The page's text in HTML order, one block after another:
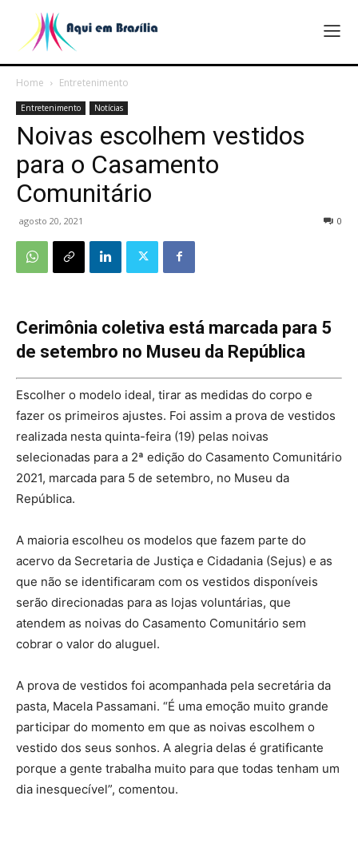
Home Entretenimento
Entretenimento Notícias
Noivas escolhem vestidos
para o Casamento
Comunitário
agosto 20, 2021 0
Cerimônia coletiva está marcada para 5
de setembro no Museu da República
Escolher o modelo ideal, tirar as medidas do corpo e
fazer os primeiros ajustes. Foi assim a prova de vestidos
realizada nesta quinta-feira (19) pelas noivas
selecionadas para a 2ª edição do Casamento Comunitário
2021, marcada para 5 de setembro, no Museu da
República.
A maioria escolheu os modelos que fazem parte do
acervo da Secretaria de Justiça e Cidadania (Sejus) e as
que não se identificaram com os vestidos disponíveis
serão direcionadas para as lojas voluntárias, que
atendem as noivas do Casamento Comunitário sem
cobrar o valor do aluguel.
A prova de vestidos foi acompanhada pela secretária da
pasta, Macela Passamani. “É uma emoção muito grande
participar do momento em que as noivas escolhem o
vestido dos seus sonhos. A alegria delas é gratificante
porque a gente trabalha muito para que todas tenham um
dia inesquecível”, comentou.